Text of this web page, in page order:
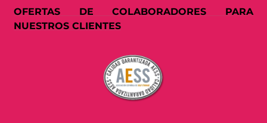
OFERTAS DE COLABORADORES PARA
NUESTROS CLIENTES